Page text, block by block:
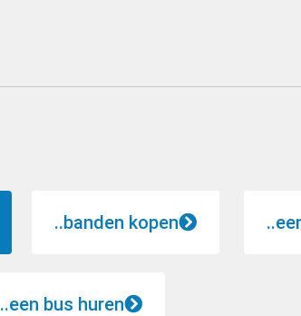
..banden kopen
..een bus huren